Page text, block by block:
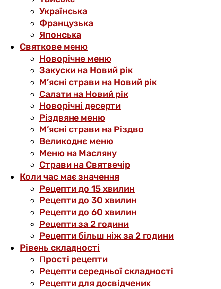
Українська
Французька
Японська
Святкове меню
Новорічне меню
Закуски на Новий рік
М’ясні страви на Новий рік
Салати на Новий рік
Новорічні десерти
Різдвяне меню
М’ясні страви на Різдво
Великоднє меню
Меню на Масляну
Страви на Святвечір
Коли час має значення
Рецепти до 15 хвилин
Рецепти до 30 хвилин
Рецепти до 60 хвилин
Рецепти за 2 години
Рецепти більш ніж за 2 години
Рівень складності
Прості рецепти
Рецепти середньої складності
Рецепти для досвідчених